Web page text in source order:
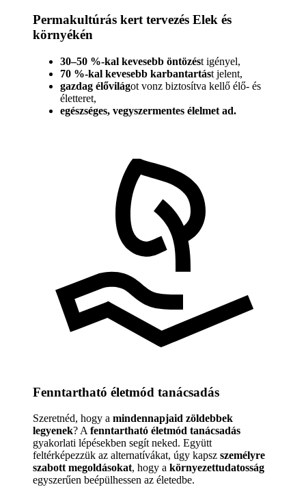
Permakultúrás kert tervezés Elek és
környékén
30–50 %-kal kevesebb öntözést igényel,
70 %-kal kevesebb karbantartást jelent,
gazdag élővilágot vonz biztosítva kellő élő- és
életteret,
egészséges, vegyszermentes élelmet ad.
Fenntartható életmód tanácsadás
Szeretnéd, hogy a mindennapjaid zöldebbek
legyenek? Afenntartható életmód tanácsadás
gyakorlati lépésekben segít neked. Együtt
feltérképezzük az alternatívákat, úgy kapsz személyre
szabott megoldásokat, hogy a környezettudatosság
egyszerűen beépülhessen az életedbe.